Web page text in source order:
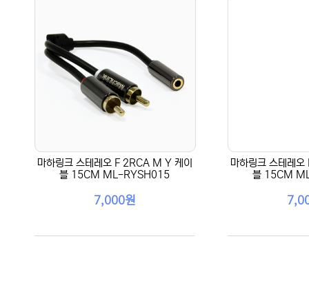
마하링크 스테레오 F 2RCA M Y 케이
블 15CM ML-RYSH015
7,000원
마하링크 스테레
블 15CM